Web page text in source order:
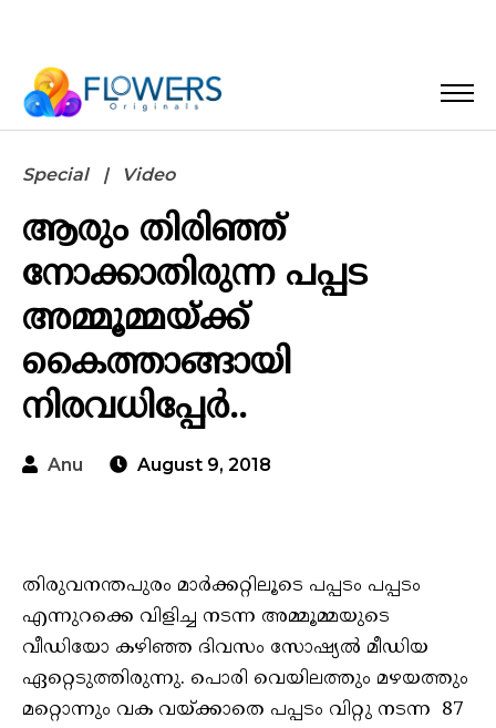
Special Video
ആരും തിരിഞ്ഞ്
നോക്കാതിരുന്ന പപ്പട
അമ്മൂമ്മയ്ക്ക്
കൈത്താങ്ങായി
നിരവധിപ്പേർ..
Anu August 9, 2018
തിരുവനന്തപുരം മാർക്കറ്റിലൂടെ പപ്പടം പപ്പടം
എന്നുറക്കെ വിളിച്ച നടന്ന അമ്മൂമ്മയുടെ
വീഡിയോ കഴിഞ്ഞ ദിവസം സോഷ്യൽ മീഡിയ
ഏറ്റെടുത്തിരുന്നു. പൊരി വെയിലത്തും മഴയത്തും
മറ്റൊന്നും വക വയ്ക്കാതെ പപ്പടം വിറ്റു നടന്ന 87